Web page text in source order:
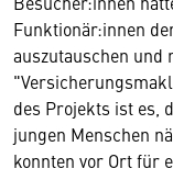
Funktionär:innen
auszutauschen
des Projekts ist es,
jungen Menschen
konnten vor Ort für